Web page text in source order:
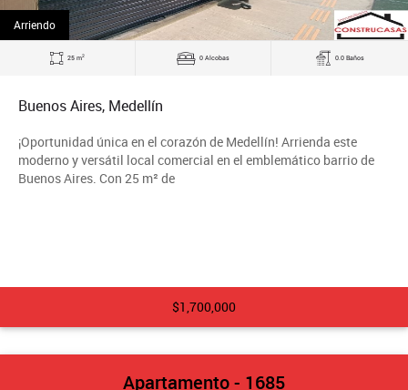
Arriendo
25 m2 0 Alcobas 0.0 Baños
Buenos Aires, Medellín
¡Oportunidad única en el corazón de Medellín! Arrienda este
moderno y versátil local comercial en el emblemático barrio de
Buenos Aires. Con 25 m² de
$1,700,000
Apartamento - 1685